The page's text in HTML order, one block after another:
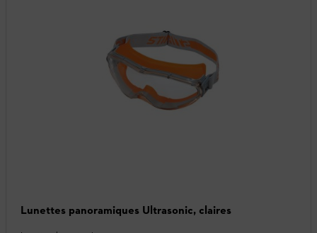
Lunettes panoramiques Ultrasonic, claires